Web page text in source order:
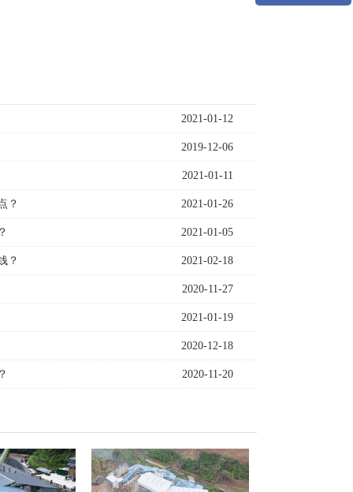
2021-01-12
2019-12-06
2021-01-11
？ 2021-01-26
2021-01-05
？ 2021-02-18
2020-11-27
2021-01-19
2020-12-18
2020-11-20